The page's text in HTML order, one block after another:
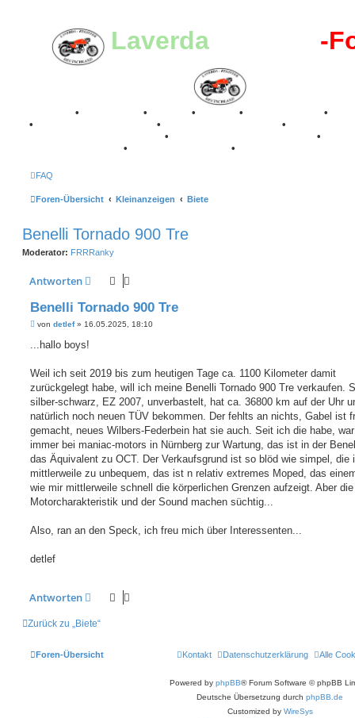
Laverda-Register -
• • • • •
•
•
•
•
•
• •
FAQ
Foren-Übersicht Kleinanzeigen Biete
Benelli Tornado 900 Tre
Moderator: FRRRanky
Antworten
Benelli Tornado 900 Tre
B
a
von detlef» 16.05.2025, 18:10
...hallo boys!
Weil ich seit 2019 bis zum heutigen Tage ca. 1100 Kilometer damit
zurückgelegt habe, will ich meine Benelli Tornado 900 Tre verkaufen.
silber-schwarz, EZ 2007, unverbastelt, hat ca. 36800 km auf der Uhr
natürlich noch neuen TÜV bekommen. Der fehlts an nichts, Gabel ist
gemacht, neues Wilbers-Federbein hat sie auch. Seit ich die habe,
immer bei maniac-motors in Nürnberg zur Wartung, das ist in der
das Äquivalent zu OCT. Der Verkaufsgrund ist so blöd wie simpel, die
mittlerweile zu unbequem, das ist n relativ extremes Moped, das
wie mir mittlerweile schnell die körperlichen Grenzen aufzeigt. Aber die
Motorcharakteristik und der Sound machen süchtig...
Also, ran an den Speck, ich freu mich über Interessenten...
detlef
Antworten
Zurück zu „Biete“
Foren-Übersicht Alle
Datenschutzerklärung
Kontakt
Powered by phpBB® Forum Software © phpBB
Deutsche Übersetzung durch phpBB.de
Customized by WireSys